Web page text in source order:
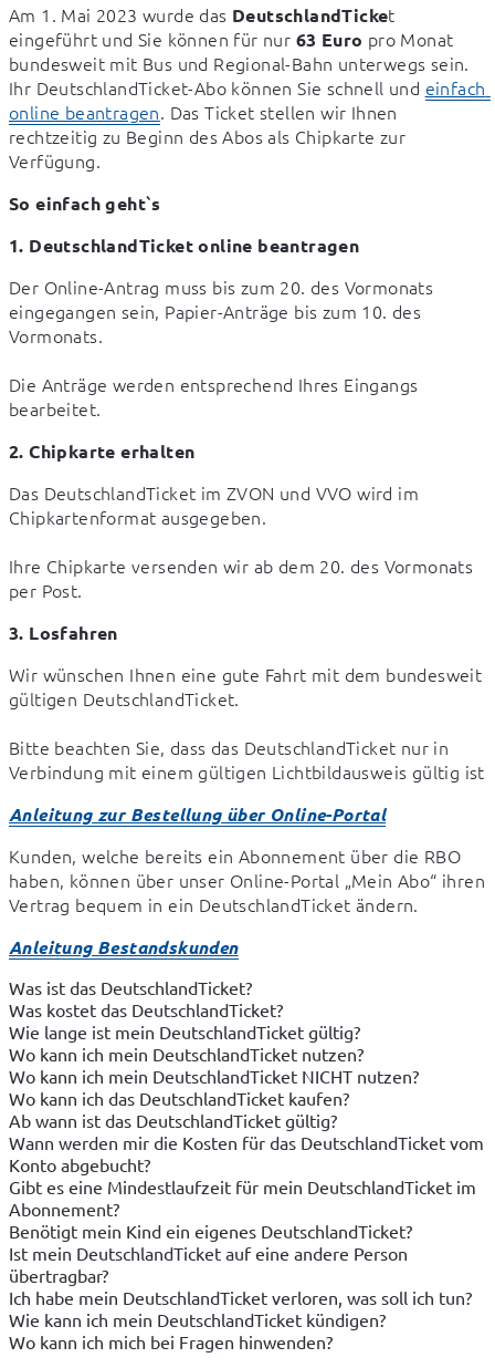
Am 1. Mai 2023 wurde das DeutschlandTicket
eingeführt und Sie können für nur 63 Euro pro Monat
bundesweit mit Bus und Regional-Bahn unterwegs sein.
Ihr DeutschlandTicket-Abo können Sie schnell und einfach
online beantragen. Das Ticket stellen wir Ihnen
rechtzeitig zu Beginn des Abos als Chipkarte zur
Verfügung.
So einfach geht`s
1. DeutschlandTicket online beantragen
Der Online-Antrag muss bis zum 20. des Vormonats
eingegangen sein, Papier-Anträge bis zum 10. des
Vormonats.
Die Anträge werden entsprechend Ihres Eingangs
bearbeitet.
2. Chipkarte erhalten
Das DeutschlandTicket im ZVON und VVO wird im
Chipkartenformat ausgegeben.
Ihre Chipkarte versenden wir ab dem 20. des Vormonats
per Post.
3. Losfahren
Wir wünschen Ihnen eine gute Fahrt mit dem bundesweit
gültigen DeutschlandTicket.
Bitte beachten Sie, dass das DeutschlandTicket nur in
Verbindung mit einem gültigen Lichtbildausweis gültig ist
Anleitung zur Bestellung über Online-Portal
Kunden, welche bereits ein Abonnement über die RBO
haben, können über unser Online-Portal „Mein Abo“ ihren
Vertrag bequem in ein DeutschlandTicket ändern.
Anleitung Bestandskunden
Was ist das DeutschlandTicket?
Was kostet das DeutschlandTicket?
Wie lange ist mein DeutschlandTicket gültig?
Wo kann ich mein DeutschlandTicket nutzen?
Wo kann ich mein DeutschlandTicket NICHT nutzen?
Wo kann ich das DeutschlandTicket kaufen?
Ab wann ist das DeutschlandTicket gültig?
Wann werden mir die Kosten für das DeutschlandTicket vom
Konto abgebucht?
Gibt es eine Mindestlaufzeit für mein DeutschlandTicket im
Abonnement?
Benötigt mein Kind ein eigenes DeutschlandTicket?
Ist mein DeutschlandTicket auf eine andere Person
übertragbar?
Ich habe mein DeutschlandTicket verloren, was soll ich tun?
Wie kann ich mein DeutschlandTicket kündigen?
Wo kann ich mich bei Fragen hinwenden?